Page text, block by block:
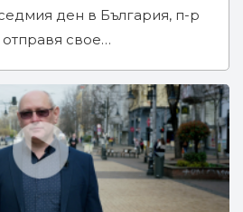
ден в България, п-р
свое…